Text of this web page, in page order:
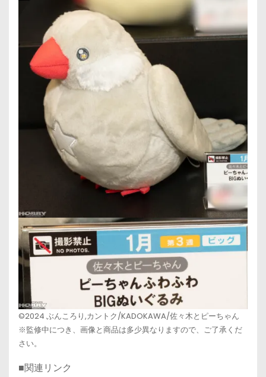
©2024 ぶんころり,カントク/KADOKAWA/佐々木とピーちゃん
※監修中につき、画像と商品は多少異なりますので、ご了承くだ
さい。
■関連リンク